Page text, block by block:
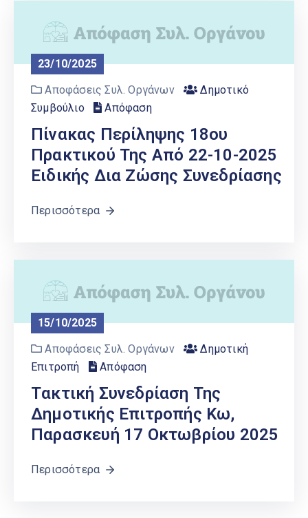
23/10/2025
Αποφάσεις Συλ. Οργάνων
Δημοτικό
Συμβούλιο
Απόφαση
Πίνακας Περίληψης 18ου
Πρακτικού Της Από 22-10-2025
Ειδικής Δια Ζώσης Συνεδρίασης
Περισσότερα
15/10/2025
Αποφάσεις Συλ. Οργάνων
Δημοτική
Επιτροπή
Απόφαση
Tακτική Συνεδρίαση Της
Δημοτικής Επιτροπής Κω,
Παρασκευή 17 Οκτωβρίου 2025
Περισσότερα